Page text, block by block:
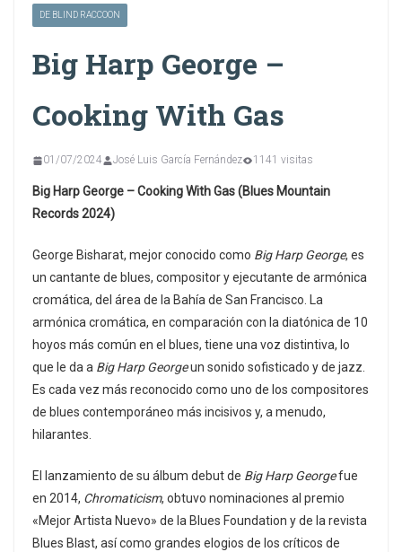
DE BLIND RACCOON
Big Harp George –
Cooking With Gas
01/07/2024 José Luis García Fernández 1141 visitas
Big Harp George – Cooking With Gas (Blues Mountain
Records 2024)
George Bisharat, mejor conocido como Big Harp George, es
un cantante de blues, compositor y ejecutante de armónica
cromática, del área de la Bahía de San Francisco. La
armónica cromática, en comparación con la diatónica de 10
hoyos más común en el blues, tiene una voz distintiva, lo
que le da a Big Harp Georgeun sonido sofisticado y de jazz.
Es cada vez más reconocido como uno de los compositores
de blues contemporáneo más incisivos y, a menudo,
hilarantes.
El lanzamiento de su álbum debut de Big Harp Georgefue
en 2014, Chromaticism, obtuvo nominaciones al premio
«Mejor Artista Nuevo» de la Blues Foundation y de la revista
Blues Blast, así como grandes elogios de los críticos de